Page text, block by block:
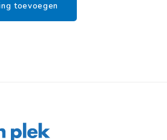
toevoegen